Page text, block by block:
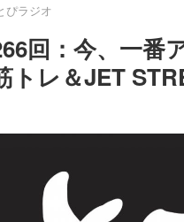
ぴラジオ
回：今、一番
レ＆JET